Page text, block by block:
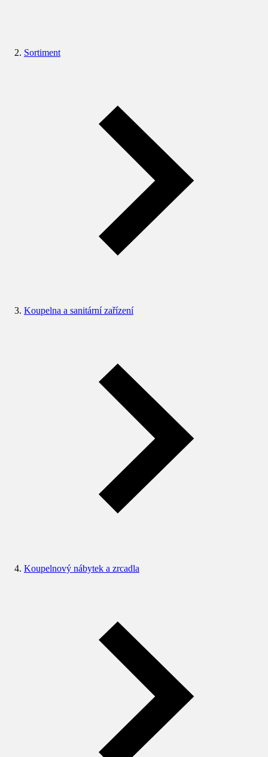
Sortiment
Koupelna a sanitární zařízení
Koupelnový nábytek a zrcadla